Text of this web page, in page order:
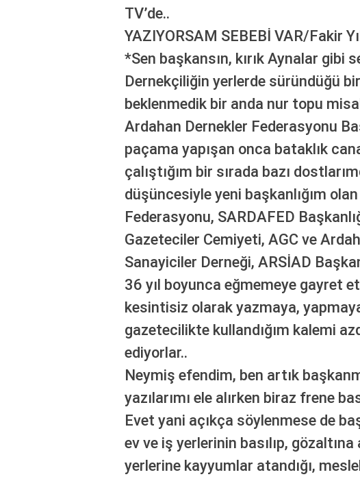
TV’de..
YAZIYORSAM SEBEBİ VAR/Fakir
*Sen başkansın, kırık Aynalar gibi
Dernekçiliğin yerlerde süründüğü
beklenmedik bir anda nur topu
Ardahan Dernekler Federasyonu
paçama yapışan onca bataklık
çalıştığım bir sırada bazı
düşüncesiyle yeni başkanlığım
Federasyonu, SARDAFED
Gazeteciler Cemiyeti, AGC ve
Sanayiciler Derneği, ARSİAD
36 yıl boyunca eğmemeye gayret
kesintisiz olarak yazmaya,
gazetecilikte kullandığım kalemi
ediyorlar..
Neymiş efendim, ben artık
yazılarımı ele alırken biraz frene
Evet yani açıkça söylenmese de
ev ve iş yerlerinin basılıp, gözaltına
yerlerine kayyumlar atandığı,